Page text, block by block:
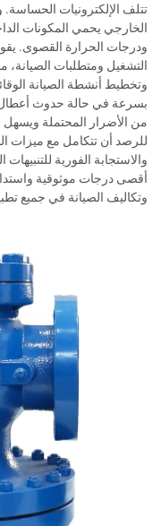
تتلف الإلكترونيات الحساسة.
الخارجي يحمي المكونات
ودرجات الحرارة القصوى.
التشغيل ومتطلبات الصيانة،
وتخطيط أنشطة الصيانة
بسرعة في حالة حدوث أعطال
من الأضرار المحتملة ويسهل
للرصد أن تتكامل مع ميزات
والاستجابة الفورية
أقصى درجات موثوقية
وتكاليف الصيانة في جميع